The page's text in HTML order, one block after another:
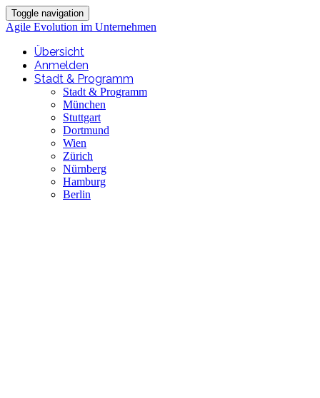
Toggle navigation
Agile Evolution im Unternehmen
Übersicht
Anmelden
Stadt & Programm
Stadt & Programm
München
Stuttgart
Dortmund
Wien
Zürich
Nürnberg
Hamburg
Berlin